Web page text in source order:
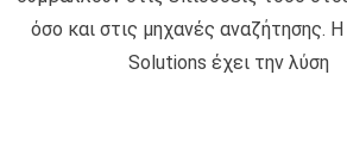
όσο και στις μηχανές αναζήτησης.
Solutions έχει την λύση